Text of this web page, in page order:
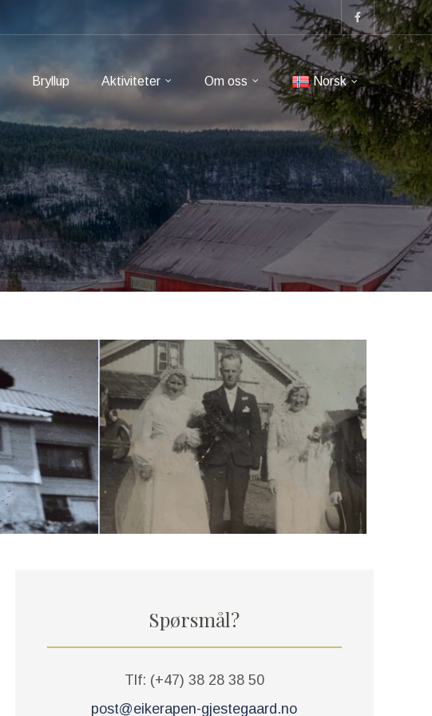
Bryllup Aktiviteter Om oss Norsk
Spørsmål?
Tlf: (+47) 38 28 38 50
post@eikerapen-gjestegaard.no